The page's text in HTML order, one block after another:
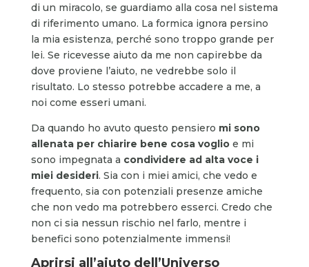
di un miracolo, se guardiamo alla cosa nel sistema
di riferimento umano. La formica ignora persino
la mia esistenza, perché sono troppo grande per
lei. Se ricevesse aiuto da me non capirebbe da
dove proviene l’aiuto, ne vedrebbe solo il
risultato. Lo stesso potrebbe accadere a me, a
noi come esseri umani.
Da quando ho avuto questo pensiero mi sono
allenata per chiarire bene cosa voglioe mi
sono impegnata a condividere ad alta voce i
miei desideri. Sia con i miei amici, che vedo e
frequento, sia con potenziali presenze amiche
che non vedo ma potrebbero esserci. Credo che
non ci sia nessun rischio nel farlo, mentre i
benefici sono potenzialmente immensi!
Aprirsi all’aiuto dell’Universo